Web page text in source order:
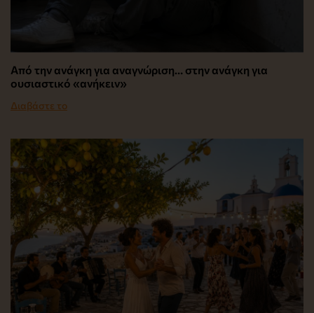
Από την ανάγκη για αναγνώριση… στην ανάγκη για
ουσιαστικό «ανήκειν»
Διαβάστε το